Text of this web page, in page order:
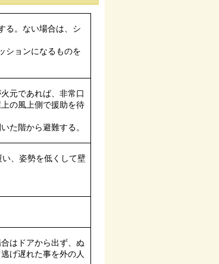
る。ない場合は、シ
ションになるものを
元であれば、非常口
の風上側で援助を待
た階から避難する。
、姿勢を低くして壁
はドアから出ず、ぬ
げ遅れた事を外の人